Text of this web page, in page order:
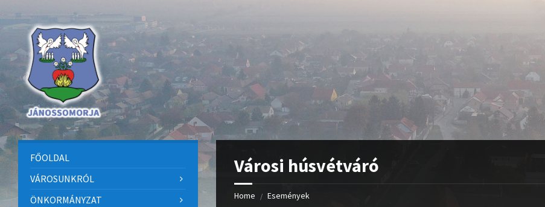
to
content
to
left
to
footer
Városi húsvétváró
Home / Események
FŐOLDAL
VÁROSUNKRÓL
ÖNKORMÁNYZAT